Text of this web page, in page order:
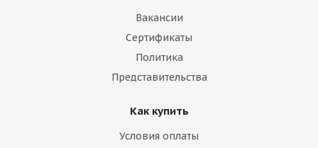
Вакансии
Сертификаты
Политика
Представительства
Как купить
Условия оплаты